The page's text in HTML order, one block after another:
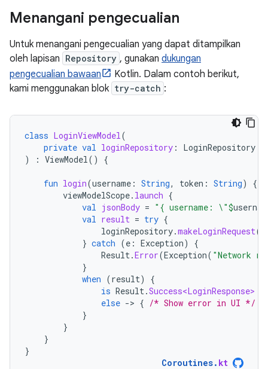
Menangani pengecualian
Untuk menangani pengecualian yang dapat ditampilkan
oleh lapisan Repository , gunakan dukungan
pengecualian bawaan
Kotlin. Dalam contoh berikut,
kami menggunakan blok try-catch :
class LoginViewModel(
private val loginRepository :
LoginRepository
)
: ViewModel() {
fun login(username : String, token : String)
{
viewModelScope. launch {
val jsonBody = "{ username: \"$
val result = try {
loginRepository.makeLoginRequest(
} catch (e : Exception)
{
Result.Error(Exception( "Network
}
when (result)
{
is Result.Success<LoginResponse>
else -> { /* Show error in UI */
}
}
}
}
Coroutines. kt